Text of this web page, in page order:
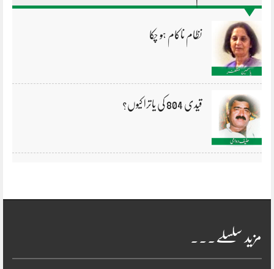
نظام ناکام ہو چکا
قیدی 804 کی یاترا کیوں؟
مزید سلسلے۔۔۔